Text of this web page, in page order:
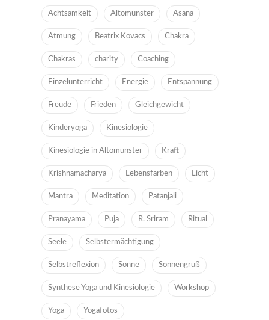
Achtsamkeit Altomünster Asana
Atmung Beatrix Kovacs Chakra
Chakras charity Coaching
Einzelunterricht Energie Entspannung
Freude Frieden Gleichgewicht
Kinderyoga Kinesiologie
Kinesiologie in Altomünster Kraft
Krishnamacharya Lebensfarben Licht
Mantra Meditation Patanjali
Pranayama Puja R. Sriram Ritual
Seele Selbstermächtigung
Selbstreflexion Sonne Sonnengruß
Synthese Yoga und Kinesiologie Workshop
Yoga Yogafotos